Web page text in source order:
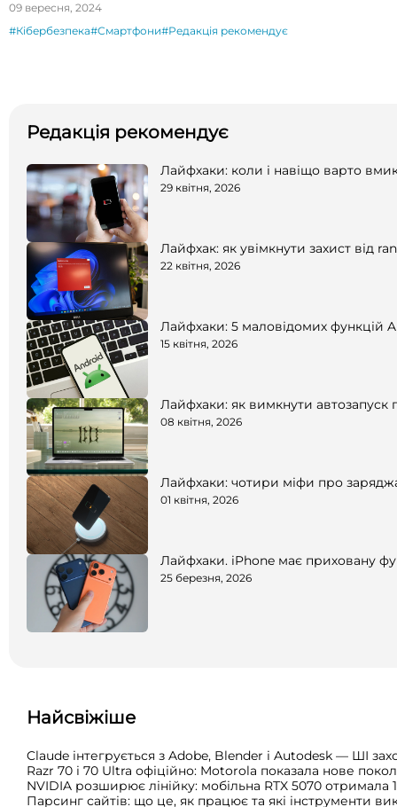
09 вересня, 2024
#Кібербезпека#Смартфони#Редакція рекомендує
Редакція рекомендує
Лайфхаки: коли і навіщо варто
29 квітня, 2026
Лайфхак: як увімкнути захист від
22 квітня, 2026
Лайфхаки: 5 маловідомих функцій
15 квітня, 2026
Лайфхаки: як вимкнути
08 квітня, 2026
Лайфхаки: чотири міфи про
01 квітня, 2026
Лайфхаки. iPhone має приховану
25 березня, 2026
Найсвіжіше
Claude інтегрується з Adobe, Blender і Autodesk — ШІ
Razr 70 і 70 Ultra офіційно: Motorola показала нове
NVIDIA розширює лінійку: мобільна RTX 5070 отримала
Парсинг сайтів: що це, як працює та які інструменти